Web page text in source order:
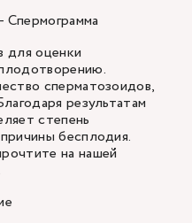
Спермограмма
для оценки
сперматозоидов,
результатам
степень
бесплодия.
на нашей